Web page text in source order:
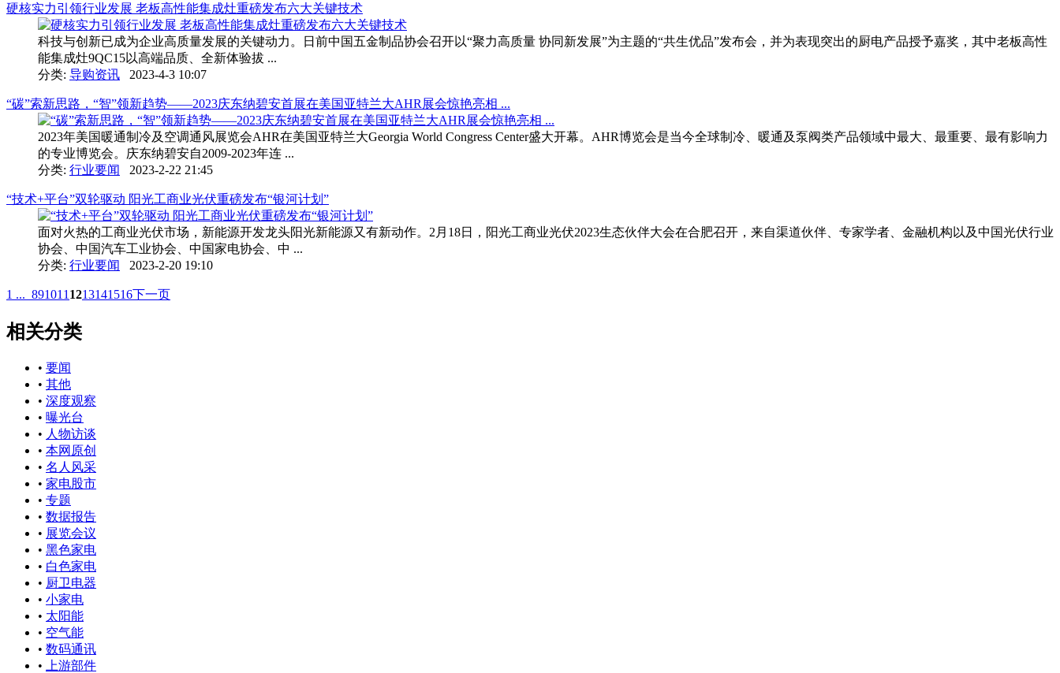
硬核实力引领行业发展 老板高性能集成灶重磅发布六大关键技术
科技与创新已成为企业高质量发展的关键动力。日前中国五金制品协会召开以“聚力高质量 协同新发展”为主题的“共生优品”发布会，并为表现突出的厨电产品授予嘉奖，其中老板高性
能集成灶9QC15以高端品质、全新体验拔 ...
分类: 导购资讯 2023-4-3 10:07
“碳”索新思路，“智”领新趋势——2023庆东纳碧安首展在美国亚特兰大AHR展会惊艳亮相 ...
2023年美国暖通制冷及空调通风展览会AHR在美国亚特兰大Georgia World Congress Center盛大开幕。AHR博览会是当今全球制冷、暖通及泵阀类产品领域中最大、最重要、最有影响力
的专业博览会。庆东纳碧安自2009-2023年连 ...
分类: 行业要闻 2023-2-22 21:45
“技术+平台”双轮驱动 阳光工商业光伏重磅发布“银河计划”
面对火热的工商业光伏市场，新能源开发龙头阳光新能源又有新动作。2月18日，阳光工商业光伏2023生态伙伴大会在合肥召开，来自渠道伙伴、专家学者、金融机构以及中国光伏行业
协会、中国汽车工业协会、中国家电协会、中 ...
分类: 行业要闻 2023-2-20 19:10
1 ... 891011 1213141516下一页
相关分类
• 要闻
• 其他
• 深度观察
• 曝光台
• 人物访谈
• 本网原创
• 名人风采
• 家电股市
• 专题
• 数据报告
• 展览会议
• 黑色家电
• 白色家电
• 厨卫电器
• 小家电
• 太阳能
• 空气能
• 数码通讯
•
上游部件